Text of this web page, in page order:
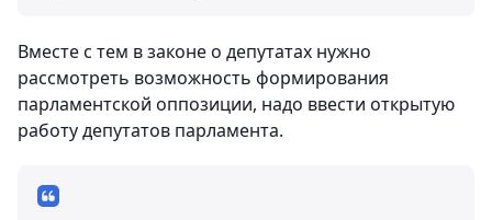
Вместе с тем в законе о депутатах нужно
рассмотреть возможность формирования
парламентской оппозиции, надо ввести открытую
работу депутатов парламента.